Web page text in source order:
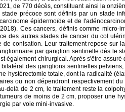
de 770 décès, constituant ainsi la
précoce sont définis par un stade
épidermoïde et de
Ces cancers, définis comme micro-
des autres stades de cancer du col
conisation. Leur traitement repose sur
par ganglion sentinelle dès le
également chirurgical. Après s'être
des ganglions sentinelles
hystérectomie totale, dont la radicalité
ou non dépendront respectivement
delà de 2 cm, le traitement reste la
de moins de 2 cm, proposer une
par voie mini-invasive.